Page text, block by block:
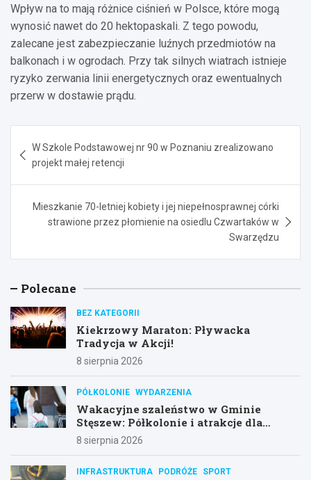
Wpływ na to mają różnice ciśnień w Polsce, które mogą
wynosić nawet do 20 hektopaskali. Z tego powodu,
zalecane jest zabezpieczanie luźnych przedmiotów na
balkonach i w ogrodach. Przy tak silnych wiatrach istnieje
ryzyko zerwania linii energetycznych oraz ewentualnych
przerw w dostawie prądu.
wpisu
W Szkole Podstawowej nr 90 w Poznaniu zrealizowano
projekt małej retencji
Mieszkanie 70-letniej kobiety i jej niepełnosprawnej córki
strawione przez płomienie na osiedlu Czwartaków w
Swarzędzu
Polecane
BEZ KATEGORII
Kiekrzowy Maraton: Pływacka
Tradycja w Akcji!
8 sierpnia 2026
PÓŁKOLONIE WYDARZENIA
Wakacyjne szaleństwo w Gminie
Stęszew: Półkolonie i atrakcje dla
dzieci!
8 sierpnia 2026
INFRASTRUKTURA PODRÓŻE SPORT